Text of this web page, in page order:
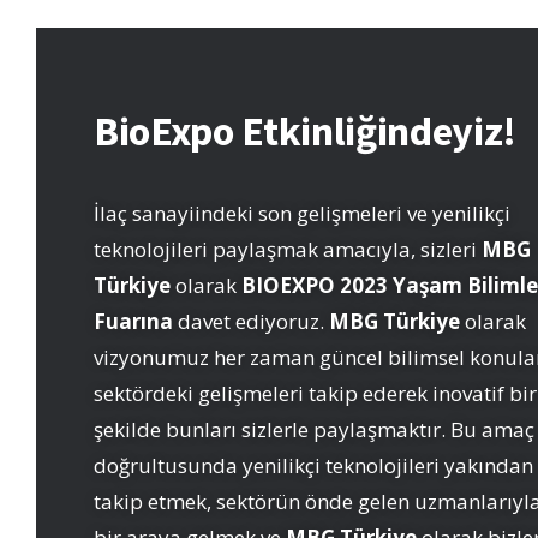
BioExpo Etkinliğindeyiz!
İlaç sanayiindeki son gelişmeleri ve yenilikçi
teknolojileri paylaşmak amacıyla, sizleri MBG
Türkiyeolarak BIOEXPO 2023 Yaşam
Fuarına davet ediyoruz. MBG Türkiyeolarak
vizyonumuz her zaman güncel bilimsel
sektördeki gelişmeleri takip ederek inovatif bir
şekilde bunları sizlerle paylaşmaktır. Bu amaç
doğrultusunda yenilikçi teknolojileri yakından
takip etmek, sektörün önde gelen uzmanlarıyla